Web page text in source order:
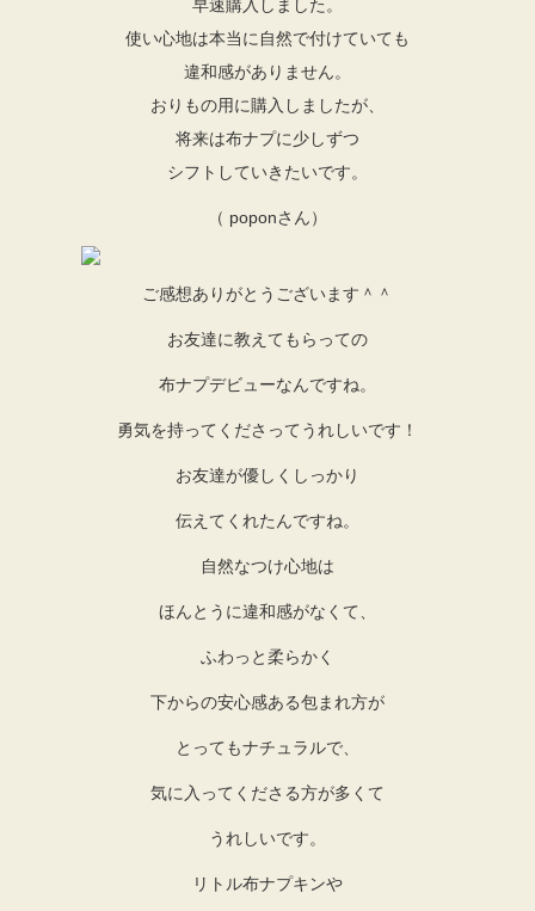
早速購入しました。
使い心地は本当に自然で付けていても
違和感がありません。
おりもの用に購入しましたが、
将来は布ナプに少しずつ
シフトしていきたいです。
（ poponさん）
ご感想ありがとうございます＾＾
お友達に教えてもらっての
布ナプデビューなんですね。
勇気を持ってくださってうれしいです！
お友達が優しくしっかり
伝えてくれたんですね。
自然なつけ心地は
ほんとうに違和感がなくて、
ふわっと柔らかく
下からの安心感ある包まれ方が
とってもナチュラルで、
気に入ってくださる方が多くて
うれしいです。
リトル布ナプキンや